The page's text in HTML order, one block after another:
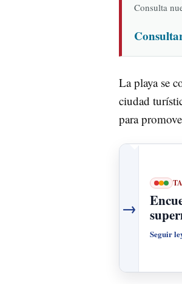
Consulta
La playa se
ciudad
para
→
Seguir